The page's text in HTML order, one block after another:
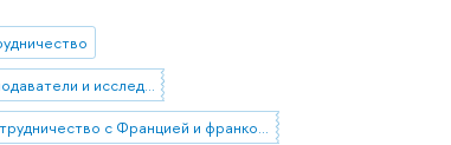
иностранные преподаватели и исследователи
сотрудничество с Францией и франкоязычными странами